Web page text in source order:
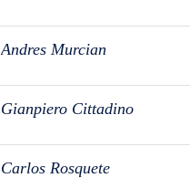
Andres Murcian
Gianpiero Cittadino
Carlos Rosquete